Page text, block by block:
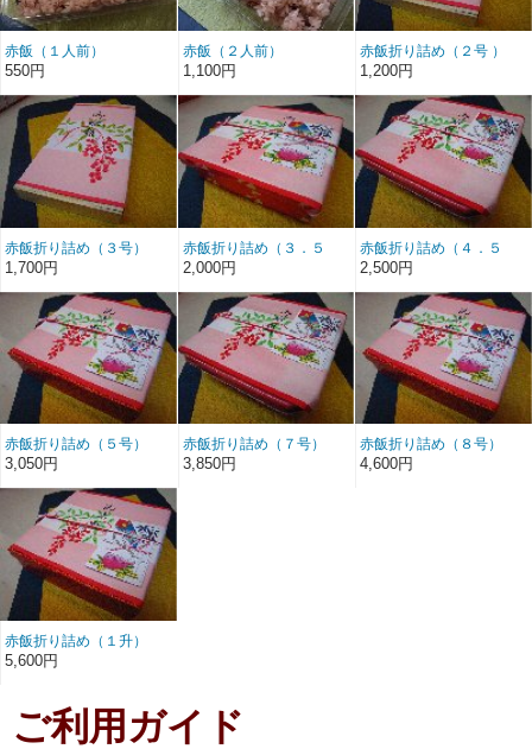
赤飯（１人前）
550円
赤飯（２人前）
1,100円
赤飯折り詰め（２号 ）
1,200円
赤飯折り詰め（３号）
1,700円
赤飯折り詰め（３．５
号）
2,000円
赤飯折り詰め（４．５
号）
2,500円
赤飯折り詰め（５号）
3,050円
赤飯折り詰め（７号）
3,850円
赤飯折り詰め（８号）
4,600円
赤飯折り詰め（１升）
5,600円
ご利用ガイド